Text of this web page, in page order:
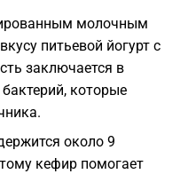
молочным
питьевой йогурт с
заключается в
которые
около 9
кефир помогает